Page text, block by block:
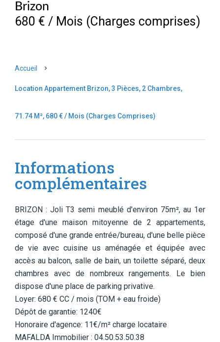
Brizon
680 € / Mois (Charges comprises)
Accueil
Location Appartement Brizon, 3 Pièces, 2 Chambres,
71.74 M², 680 € / Mois (Charges Comprises)
Informations
complémentaires
BRIZON : Joli T3 semi meublé d'environ 75m², au 1er
étage d'une maison mitoyenne de 2 appartements,
composé d'une grande entrée/bureau, d'une belle pièce
de vie avec cuisine us aménagée et équipée avec
accès au balcon, salle de bain, un toilette séparé, deux
chambres avec de nombreux rangements. Le bien
dispose d'une place de parking privative.
Loyer: 680 € CC / mois (TOM + eau froide)
Dépôt de garantie: 1240€
Honoraire d'agence: 11€/m² charge locataire
MAFALDA Immobilier : 04.50.53.50.38